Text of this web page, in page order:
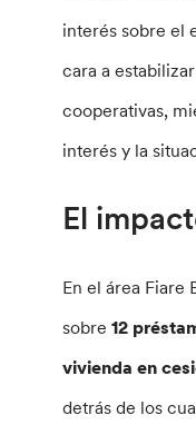
interés sobre el
cara a
cooperativas,
interés y la
El
En el área Fiare
sobre12
vivienda en
detrás de los